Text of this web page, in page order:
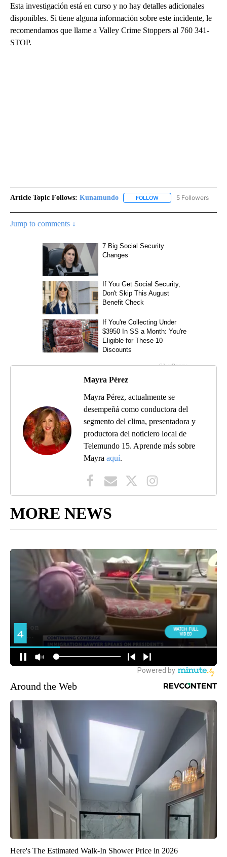
Esta investigación está en curso y no hay detalles adicionales
disponibles. Si tiene alguna información sobre este incidente, le
recomendamos que llame a Valley Crime Stoppers al 760 341-
STOP. ​​​​​​​
Article Topic Follows: Kunamundo FOLLOW FOLLOW5 Followers
Jump to comments ↓
Mayra Pérez
Mayra Pérez, actualmente se
desempeñá como conductora del
segmento del clima, presentadora y
productora del noticiero local de
Telemundo 15. Aprende más sobre
Mayra aquí.
MORE NEWS
Around the Web
Here's The Estimated Walk-In Shower Price in 2026